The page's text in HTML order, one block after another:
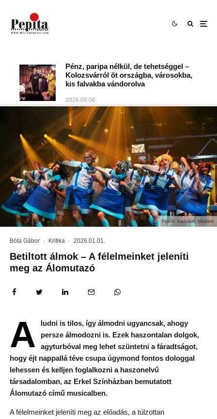
Pénz, paripa nélkül, de tehetséggel –
Kolozsvárról öt országba, városokba,
kis falvakba vándorolva
2026.08.06.
Fotók: Kaszner Nikolett
Bóta Gábor · Kritika · 2026.01.01.
Betiltott álmok – A félelmeinket jeleníti
meg az Álomutazó
A
ludni is tilos, így álmodni ugyancsak, ahogy
persze álmodozni is. Ezek haszontalan dolgok,
agyturbóval meg lehet szüntetni a fáradtságot,
hogy éjt nappallá téve csupa úgymond fontos dologgal
lehessen és kelljen foglalkozni a haszonelvű
társadalomban, az Erkel Színházban bemutatott
Álomutazó című musicalben.
A félelmeinket jeleníti meg az előadás, a túlzottan